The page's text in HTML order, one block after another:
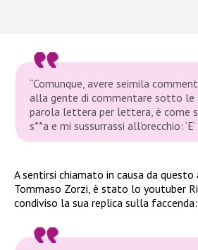
“Comunque, avere seimila
alla gente di commentare sotto
parola lettera per lettera, è come
s**a e mi sussurrassi all’orecchio:
A sentirsi chiamato in causa da
Tommaso Zorzi, è stato lo youtuber
condiviso la sua replica sulla faccenda: